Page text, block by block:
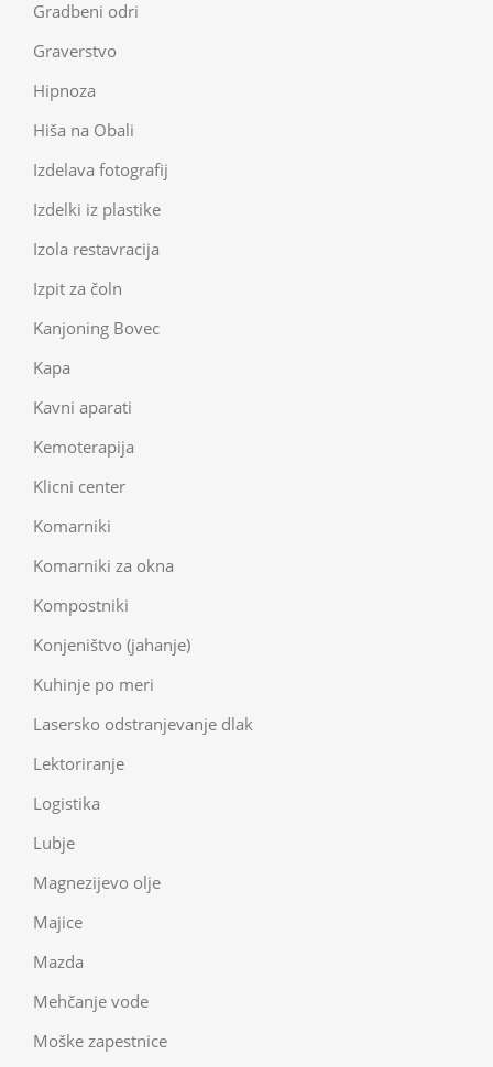
Gradbeni odri
Graverstvo
Hipnoza
Hiša na Obali
Izdelava fotografij
Izdelki iz plastike
Izola restavracija
Izpit za čoln
Kanjoning Bovec
Kapa
Kavni aparati
Kemoterapija
Klicni center
Komarniki
Komarniki za okna
Kompostniki
Konjeništvo (jahanje)
Kuhinje po meri
Lasersko odstranjevanje dlak
Lektoriranje
Logistika
Lubje
Magnezijevo olje
Majice
Mazda
Mehčanje vode
Moške zapestnice